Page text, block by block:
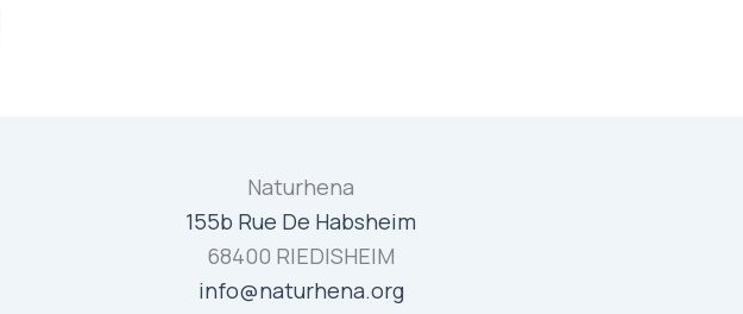
Naturhena
155b Rue De Habsheim
68400 RIEDISHEIM
info@naturhena.org